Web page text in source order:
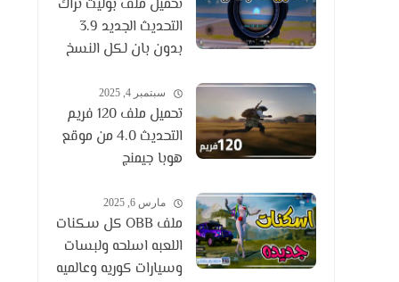
تحميل ملف بوليت تراك
التحديث الجديد 3.9
بدون بان لكل النسخ
سبتمبر 4, 2025
تحميل ملف 120 فريم
التحديث 4.0 من موقع
هوبا جيمنج
مارس 6, 2025
ملف OBB كل سكنات
اللعبه اسلحه ولبسات
وسيارات كوريه وعالميه